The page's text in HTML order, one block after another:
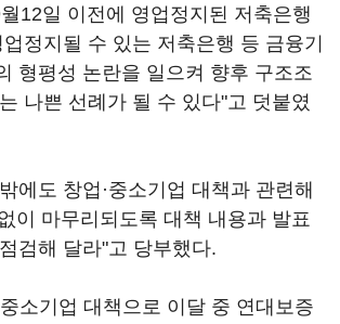
12일 이전에 영업정지된 저축은행
정지될 수 있는 저축은행 등 금융기
형평성 논란을 일으켜 향후 구조조
나쁜 선례가 될 수 있다"고 덧붙였
에도 창업·중소기업 대책과 관련해
이 마무리되도록 대책 내용과 발표
검해 달라"고 당부했다.
소기업 대책으로 이달 중 연대보증